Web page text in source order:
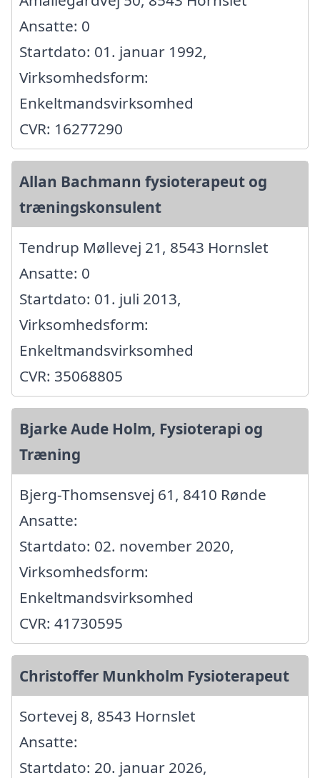
Ansatte: 0
Startdato: 01. januar 1992,
Virksomhedsform:
Enkeltmandsvirksomhed
CVR: 16277290
Allan Bachmann fysioterapeut og
træningskonsulent
Tendrup Møllevej 21, 8543 Hornslet
Ansatte: 0
Startdato: 01. juli 2013,
Virksomhedsform:
Enkeltmandsvirksomhed
CVR: 35068805
Bjarke Aude Holm, Fysioterapi og
Træning
Bjerg-Thomsensvej 61, 8410 Rønde
Ansatte:
Startdato: 02. november 2020,
Virksomhedsform:
Enkeltmandsvirksomhed
CVR: 41730595
Christoffer Munkholm Fysioterapeut
Sortevej 8, 8543 Hornslet
Ansatte:
Startdato: 20. januar 2026,